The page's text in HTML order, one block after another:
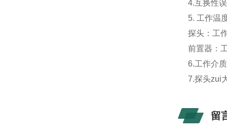
4.互换性
5. 工作温
探头：工
前置器：
6.工作介
7.探头
留